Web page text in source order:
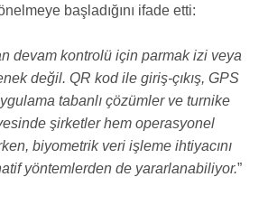
başladığını ifade etti:
devam kontrolü için parmak izi veya
değil. QR kod ile giriş-çıkış, GPS
tabanlı çözümler ve turnike
şirketler hem operasyonel
biyometrik veri işleme ihtiyacını
yöntemlerden de yararlanabiliyor.”